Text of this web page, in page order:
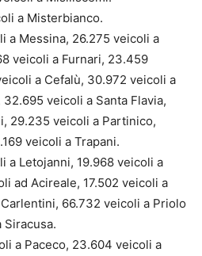
a Misterbianco.
a Messina, 26.275 veicoli a
veicoli a Furnari, 23.459
a Cefalù, 30.972 veicoli a
veicoli a Santa Flavia,
29.235 veicoli a Partinico,
veicoli a Trapani.
a Letojanni, 19.968 veicoli a
ad Acireale, 17.502 veicoli a
66.732 veicoli a Priolo
Siracusa.
a Paceco, 23.604 veicoli a